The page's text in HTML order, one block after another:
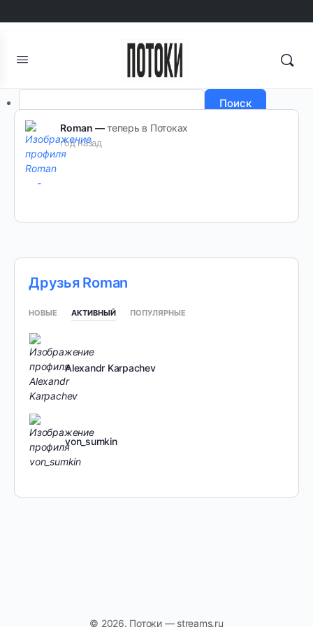
Регистрация
Поиск
Roman —теперь в Потоках
год назад
Друзья Roman
НОВЫЕ АКТИВНЫЙ ПОПУЛЯРНЫЕ
Alexandr Karpachev
von_sumkin
© 2026. Потоки — streams.ru